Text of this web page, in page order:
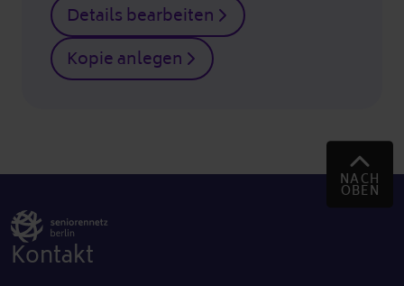
Details bearbeiten
Kopie anlegen
NACH
OBEN
Kontakt